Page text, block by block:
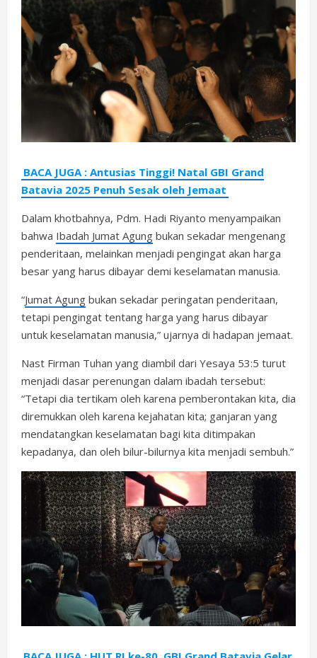
BACA JUGA : Antusias Tinggi! Natal GBI Grand
Batavia 2025 Penuh Sesak oleh Jemaat
Dalam khotbahnya, Pdm. Hadi Riyanto menyampaikan
bahwa Ibadah Jumat Agung bukan sekadar mengenang
penderitaan, melainkan menjadi pengingat akan harga
besar yang harus dibayar demi keselamatan manusia.
“Jumat Agung bukan sekadar peringatan penderitaan,
tetapi pengingat tentang harga yang harus dibayar
untuk keselamatan manusia,” ujarnya di hadapan jemaat.
Nast Firman Tuhan yang diambil dari Yesaya 53:5 turut
menjadi dasar perenungan dalam ibadah tersebut:
“Tetapi dia tertikam oleh karena pemberontakan kita, dia
diremukkan oleh karena kejahatan kita; ganjaran yang
mendatangkan keselamatan bagi kita ditimpakan
kepadanya, dan oleh bilur-bilurnya kita menjadi sembuh.”